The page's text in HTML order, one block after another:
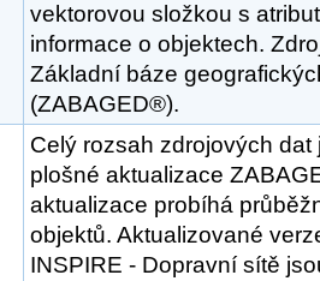
vektorovou složkou s
informace o objektech.
Základní báze
(ZABAGED®).
Celý rozsah zdrojových
plošné aktualizace
aktualizace probíhá
objektů. Aktualizované
INSPIRE - Dopravní sítě